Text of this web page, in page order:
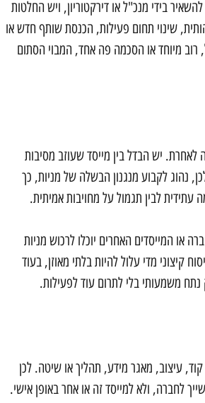
בידי מנכ"ל או דירקטוריון, ויש החלטות
שינוי תחום פעילות, הכנסת שותף חדש או
רוב מיוחד או הסכמה פה אחד, המבוי הסתום
יש הבדל בין מייסד שעוזב מסיבות
נהוג לקבוע מנגנון הבשלה של מניות, כך
עתידית לבין תגמול על מחויבות אמיתית.
או המייסדים האחרים יוכלו לרכוש מניות
קיצוני מדי עלול להיות בלתי מאוזן, בעוד
משמעותי בלי לתרום עוד לפעילות.
עיצוב, מאגר מידע, תהליך או שיטה. לכן
לחברה, ולא למייסד זה או אחר באופן אישי.